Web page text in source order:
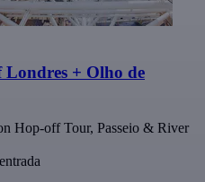
+ Olho de
Hop-off Tour, Passeio & River